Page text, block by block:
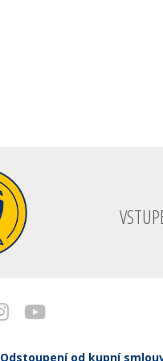
Odstoupení od kupní